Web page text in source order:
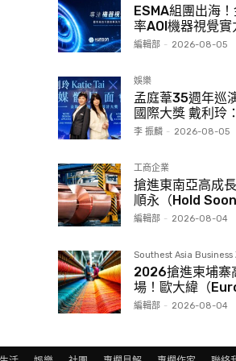
ESMA組團出海
率AOI機器視覺實
編輯部 - 2026-08-05
娛樂
孟庭葦35週年巡
國際大獎 戴利玲
李 振麟 - 2026-08-05
工商企業
搶進東南亞高成
順永（Hold
編輯部 - 2026-08-04
Southest Asia Business
2026搶進柬埔寨
場！歐大緯（
編輯部 - 2026-08-04